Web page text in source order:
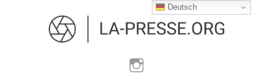
überspringen
Deutsch